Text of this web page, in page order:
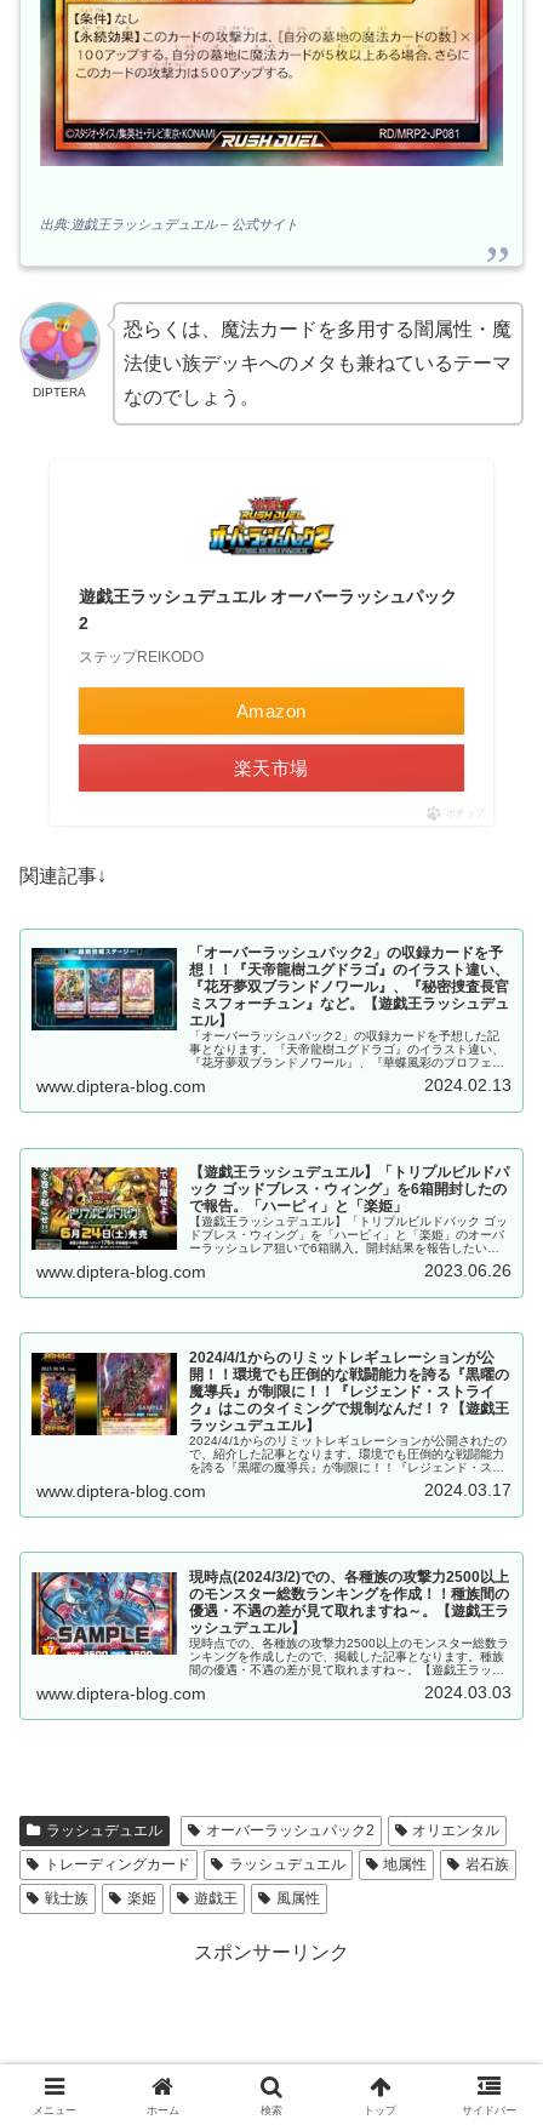
出典:遊戯王ラッシュデュエル – 公式サイト
DIPTERA
恐らくは、魔法カードを多用する闇属性・魔
法使い族デッキへのメタも兼ねているテーマ
なのでしょう。
遊戯王ラッシュデュエル オーバーラッシュパック
2
ステップREIKODO
Amazon
楽天市場
ポチップ
関連記事↓
「オーバーラッシュパック2」の収録カードを予
想！！『天帝龍樹ユグドラゴ』のイラスト違い、
『花牙夢双ブランドノワール』、『秘密捜査長官
ミスフォーチュン』など。【遊戯王ラッシュデュ
エル】
「オーバーラッシュパック2」の収録カードを予想した記
事となります。『天帝龍樹ユグドラゴ』のイラスト違い、
『花牙夢双ブランドノワール』、『華蝶風彩のプロフェシ
www.diptera-blog.com 2024.02.13
【遊戯王ラッシュデュエル】「トリプルビルドパ
ック ゴッドブレス・ウィング」を6箱開封したの
で報告。「ハーピィ」と「楽姫」
【遊戯王ラッシュデュエル】「トリプルビルドパック ゴッ
ドブレス・ウィング」を「ハーピィ」と「楽姫」のオーバ
ーラッシュレア狙いで6箱購入。開封結果を報告したいと
神引き連発！？
www.diptera-blog.com 2023.06.26
2024/4/1からのリミットレギュレーションが公
開！！環境でも圧倒的な戦闘能力を誇る『黒曜の
魔導兵』が制限に！！『レジェンド・ストライ
ク』はこのタイミングで規制なんだ！？【遊戯王
ラッシュデュエル】
2024/4/1からのリミットレギュレーションが公開されたの
で、紹介した記事となります。環境でも圧倒的な戦闘能力
を誇る『黒曜の魔導兵』が制限に！！『レジェンド・スト
シュデュエル】
www.diptera-blog.com 2024.03.17
現時点(2024/3/2)での、各種族の攻撃力2500以上
のモンスター総数ランキングを作成！！種族間の
優遇・不遇の差が見て取れますね～。【遊戯王ラ
ッシュデュエル】
現時点での、各種族の攻撃力2500以上のモンスター総数ラ
ンキングを作成したので、掲載した記事となります。種族
間の優遇・不遇の差が見て取れますね～。【遊戯王ラッシ
www.diptera-blog.com 2024.03.03
ラッシュデュエル オーバーラッシュパック2
オリエンタル
トレーディングカード
ラッシュデュエル 地属性
岩石族
戦士族
楽姫 遊戯王 風属性
スポンサーリンク
メニュー ホーム 検索 トップ サイドバー